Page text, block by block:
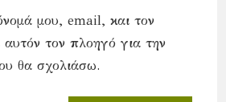
μου, email, και τον
αυτόν τον πλοηγό για την
θα σχολιάσω.